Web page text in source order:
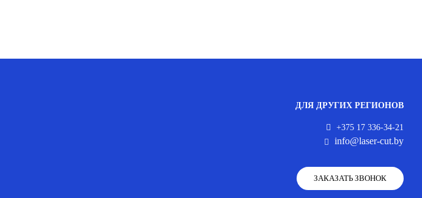
ДЛЯ ДРУГИХ РЕГИОНОВ
+375 17 336-34-21
info@laser-cut.by
ЗАКАЗАТЬ ЗВОНОК